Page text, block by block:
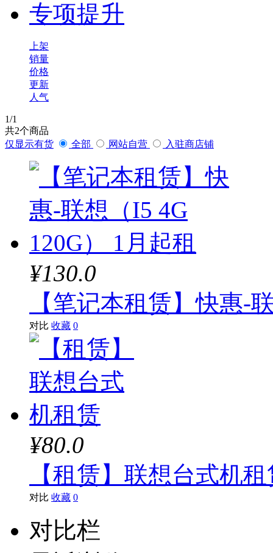
专项提升
上架
销量
价格
更新
人气
1/1
共2个商品
仅显示有货
全部 网站自营 入驻商店铺
¥130.0
【笔记本租赁】快惠-
对比 收藏 0
¥80.0
【租赁】联想台式机
对比 收藏 0
对比栏